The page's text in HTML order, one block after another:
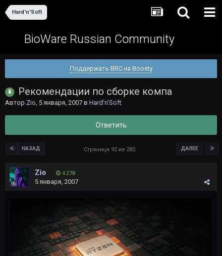
Hard'n'Soft
BioWare Russian Community
Поддержать BRC на Boosty
Рекомендации по сборке компа
Автор Zio, 5 января, 2007 в Hard'n'Soft
Ответить
НАЗАД ДАЛЕЕ
Страница 92 из 282
Zio 4 278
5 января, 2007